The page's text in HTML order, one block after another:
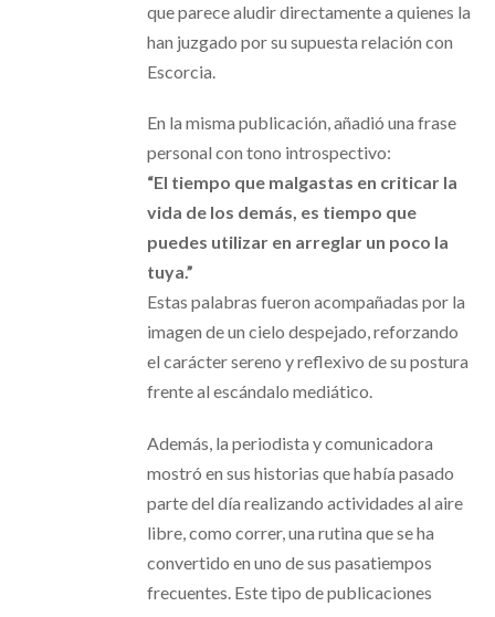
que parece aludir directamente a quienes la
han juzgado por su supuesta relación con
Escorcia.
En la misma publicación, añadió una frase
personal con tono introspectivo:
“El tiempo que malgastas en criticar la
vida de los demás, es tiempo que
puedes utilizar en arreglar un poco la
tuya.”
Estas palabras fueron acompañadas por la
imagen de un cielo despejado, reforzando
el carácter sereno y reflexivo de su postura
frente al escándalo mediático.
Además, la periodista y comunicadora
mostró en sus historias que había pasado
parte del día realizando actividades al aire
libre, como correr, una rutina que se ha
convertido en uno de sus pasatiempos
frecuentes. Este tipo de publicaciones